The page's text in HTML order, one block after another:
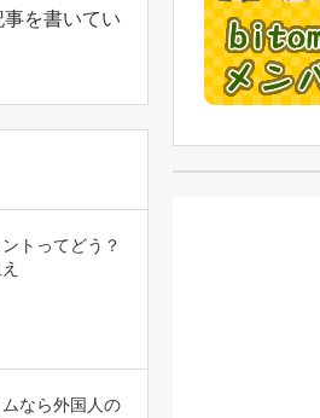
を書いてい
トってどう？
なら外国人の